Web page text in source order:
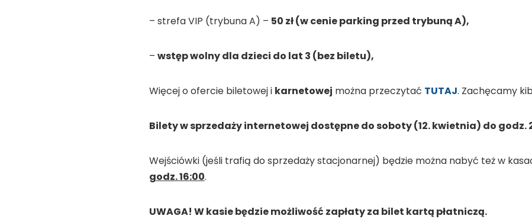
– strefa VIP (trybuna A) – 50 zł (w cenie parking przed trybuną A),
– wstęp wolny dla dzieci do lat 3 (bez biletu),
Więcej o ofercie biletowej i karnetowej można przeczytać TUTAJ. Zachęcamy
Bilety w sprzedaży internetowej dostępne do soboty (12. kwietnia) do godz.
Wejściówki (jeśli trafią do sprzedaży stacjonarnej) będzie można nabyć też w
godz. 16:00.
UWAGA! W kasie będzie możliwość zapłaty za bilet kartą płatniczą.